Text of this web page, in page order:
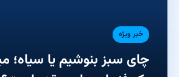
خبر ویژه
چای سبز بنوشیم یا سیاه؛